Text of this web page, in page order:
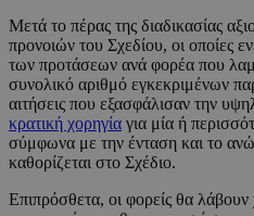
Μετά το πέρας της διαδικασίας
προνοιών του Σχεδίου, οι οποίες
των προτάσεων ανά φορέα που
συνολικό αριθμό εγκεκριμένων
αιτήσεις που εξασφάλισαν την
κρατική χορηγία για μία ή
σύμφωνα με την ένταση και το
καθορίζεται στο Σχέδιο.
Επιπρόσθετα, οι φορείς θα λάβουν